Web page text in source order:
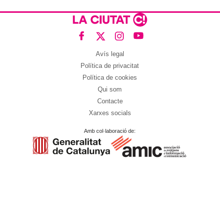
Avís legal
Política de privacitat
Política de cookies
Qui som
Contacte
Xarxes socials
Amb col·laboració de: